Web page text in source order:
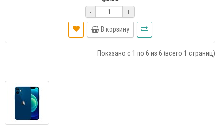
- +
В корзину
Показано с 1 по 6 из 6 (всего 1 страниц)